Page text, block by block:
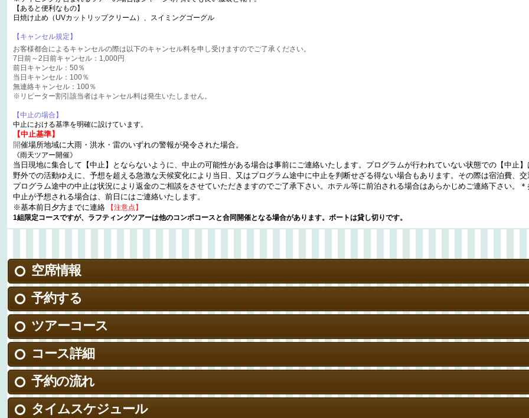
【あると便利なもの】
日焼け止め（UVカットリップクリーム）、スイミングゴーグル
【キャンセル規定】
お客様都合によるキャンセルの際は以下のキャンセル料を申し受けますのでご了承ください。
7日前～2日前キャンセル：1,000円
前日キャンセル：50％
当日キャンセル：100％
無連絡キャンセル：100％
※リピーター割引該当者はキャンセル料は発生いたしません。
【中止の場合】
中止における基準を明確に設けています。
【中止基準】
開催場所地域に大雨・洪水・雷のいずれの警報が発令された場合。
《雨天ツアー開催》
当日現地に集合して【中止】とならないように、中止の可能性がある場合は事前にご連絡いたします。プログラムが行われていない状態での【中止
野外での活動ゆえに、予想を超える急激な天候変化により当日、又はプログラム途中に中止を判断せざる得ない場合もあります。その際は宿泊費、
プログラム途中の中止は状況により返金のご相談をさせていただきますのでご了承下さい。ホテル等に前泊される場合はあらかじめご連絡下さい。＊
中止が予想される場合は、前日にはご連絡いたします。
※基本前日夕方までに連絡
【注意点】
1組限定コースですが、ラフティングツアーは他のコンボコースと合同開催となる場合があります。ボートは貸し切りです。
空席情報
予約する
ツアーコース
コース詳細
予約の流れ
タイムスケジュール